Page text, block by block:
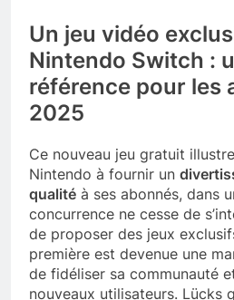
Un jeu vidéo
Nintendo Switch :
référence pour les
2025
Ce nouveau jeu gratuit
Nintendo à fournir un
qualité à ses abonnés, dans
concurrence ne cesse de
de proposer des jeux
première est devenue une
de fidéliser sa communauté
nouveaux utilisateurs. Lücks